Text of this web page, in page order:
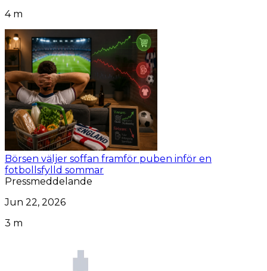
4 m
Börsen väljer soffan framför puben inför en
fotbollsfylld sommar
Pressmeddelande
Jun 22, 2026
3 m